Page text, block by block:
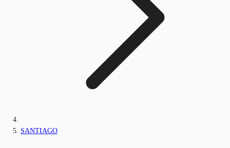
SANTIAGO